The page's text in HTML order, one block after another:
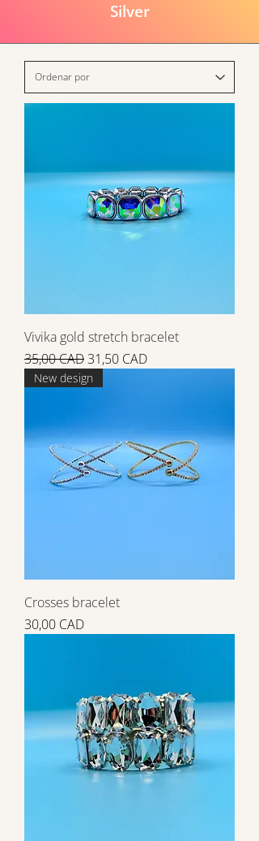
Silver
Vivika gold stretch bracelet
Precio
35,00 CADPrecio de oferta
31,50 CAD
New design
Crosses bracelet
Precio
30,00 CAD